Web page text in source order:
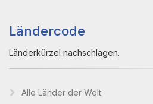
Ländercode
Länderkürzel nachschlagen.
Alle Länder der Welt